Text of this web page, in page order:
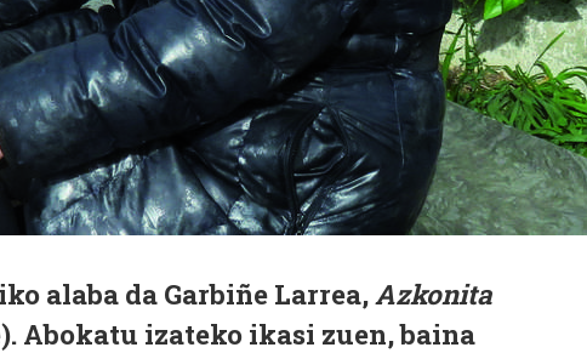
alaba da Garbiñe Larrea,Azkonita
Abokatu izateko ikasi zuen, baina